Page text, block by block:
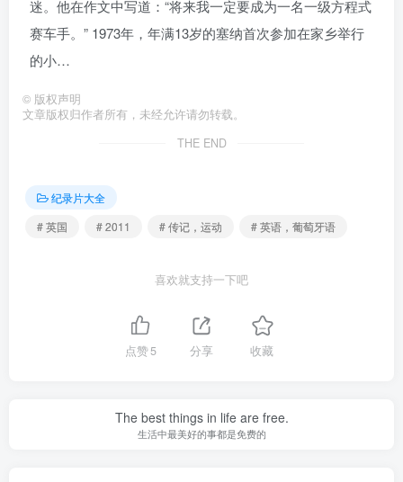
迷。他在作文中写道：“将来我一定要成为一名一级方程式
赛车手。” 1973年，年满13岁的塞纳首次参加在家乡举行
的小…
© 版权声明
文章版权归作者所有，未经允许请勿转载。
THE END
纪录片大全
# 英国
# 2011 # 传记，运动 # 英语，葡萄牙语
喜欢就支持一下吧
点赞5 分享 收藏
The best things in life are free.
生活中最美好的事都是免费的